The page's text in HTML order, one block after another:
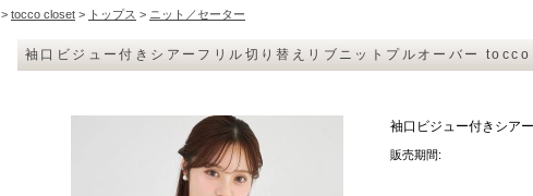
> tocco closet > トップス > ニット／セーター
袖口ビジュー付きシアーフリル切り替えリブニットプルオーバー
袖口ビジュー付きシア
販売期間: